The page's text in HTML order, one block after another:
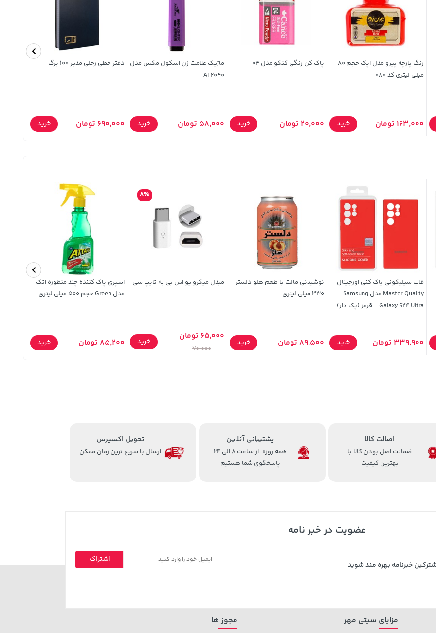
رنگ پارچه پیرو مدل اپک حجم 80
میلی لیتری کد 080
163,000 تومان خرید
پاک کن رنگی کنکو مدل 04
20,000 تومان خرید
ماژیک علامت زن اسکول مکس مدل
AF2040
58,000 تومان خرید
دفتر خطی رحلی مدیر 100 برگ
690,000 تومان خرید
قاب سیلیکونی پاک کنی اورجینال
Master Quality مدل Samsung
Galaxy S24 Ultra - قرمز (پک دار)
339,900 تومان خرید
نوشیدنی مالت با طعم هلو دلستر
330 میلی لیتری
89,500 تومان خرید
مبدل میکرو یو اس بی به تایپ سی
8%
65,000 تومان
70,000
خرید
اسپری پاک کننده چند منظوره اتک
مدل Green حجم 500 میلی لیتری
85,200 تومان خرید
اصالت کالا
ضمانت اصل بودن کالا با
بهترین کیفیت
پشتیبانی آنلاین
همه روزه، از ساعت 8 الی 24
پاسخگوی شما هستیم
تحویل اکسپرس
ارسال با سریع ترین زمان ممکن
عضویت در خبر نامه
خبرنامه بهره مند شوید
اشتراک
مزایای سیتی مهر مجوز ها